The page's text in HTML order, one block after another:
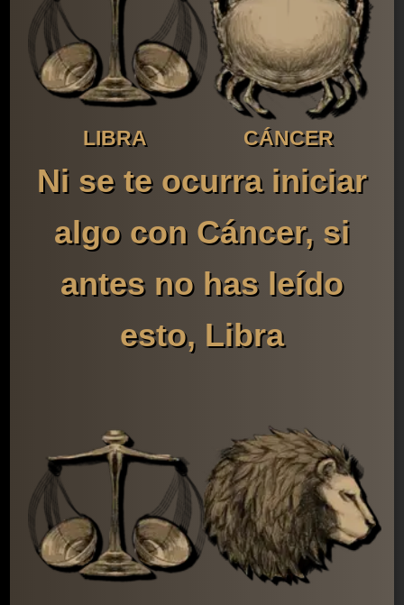
LIBRA CÁNCER
Ni se te ocurra iniciar
algo con Cáncer, si
antes no has leído
esto, Libra